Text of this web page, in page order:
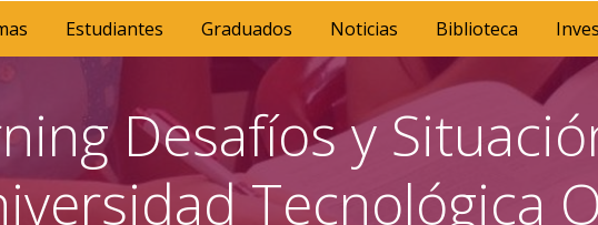
Estudiantes Graduados Noticias Biblioteca
Desafíos y
Tecnológica